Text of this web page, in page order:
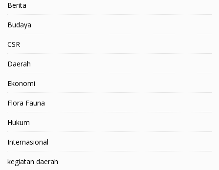
Berita
Budaya
CSR
Daerah
Ekonomi
Flora Fauna
Hukum
Internasional
kegiatan daerah